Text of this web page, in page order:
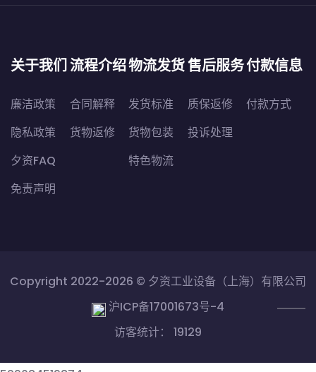
关于我们
廉洁政策
隐私政策
夕资FAQ
免责声明
流程介绍
合同解释
货物返修
物流发货
发货标准
货物包装
特色物流
售后服务
质保返修
投诉处理
付款信息
付款方式
Copyright 2022-2026 © 夕资工业设备（上海）有限公司
沪ICP备17001673号-4
访客统计： 19129